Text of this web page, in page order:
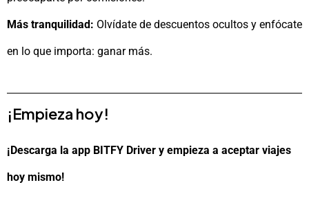
Más tranquilidad: Olvídate de descuentos ocultos y enfócate
en lo que importa: ganar más.
¡Empieza hoy!
¡Descarga la app BITFY Driver y empieza a aceptar viajes
hoy mismo!